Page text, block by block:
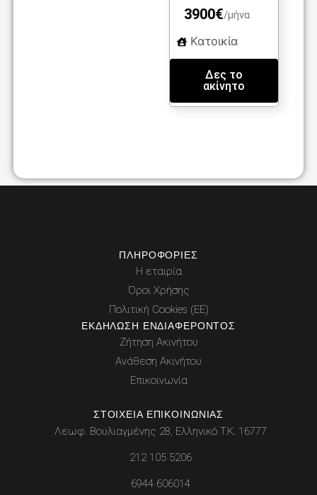
3900€/μήνα
Κατοικία
Δες το
ακίνητο
ΠΛΗΡΟΦΟΡΊΕΣ
Η εταιρία
Όροι Χρήσης
Πολιτική Cookies (ΕΕ)
ΕΚΔΉΛΩΣΗ ΕΝΔΙΑΦΈΡΟΝΤΟΣ
Ζήτηση Ακινήτου
Ανάθεση Ακινήτου
Επικοινωνία
ΣΤΟΙΧΕΊΑ ΕΠΙΚΟΙΝΩΝΊΑΣ
Λεωφ. Βουλιαγμένης 28, Ελληνικό Τ.Κ. 16777
212 105 5206
6944 606014